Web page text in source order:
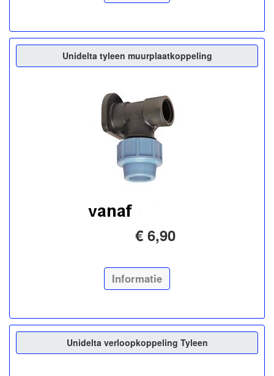
Unidelta tyleen muurplaatkoppeling
€ 6,90
Informatie
Unidelta verloopkoppeling Tyleen